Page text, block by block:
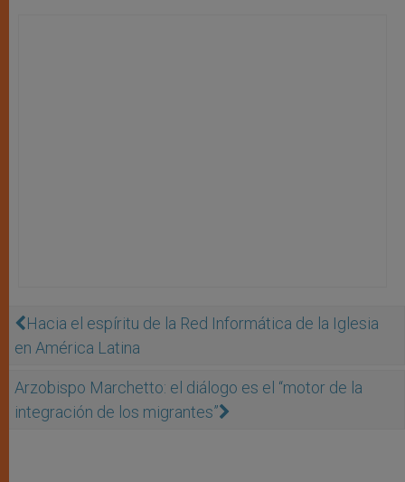
Hacia el espíritu de la Red Informática de la Iglesia
en América Latina
Arzobispo Marchetto: el diálogo es el “motor de la
integración de los migrantes”